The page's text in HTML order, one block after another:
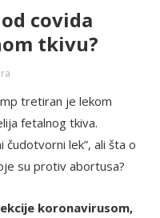
covida
tkivu?
tretiran je lekom
fetalnog tkiva.
čudotvorni lek”, ali šta o
su protiv abortusa?
koronavirusom,